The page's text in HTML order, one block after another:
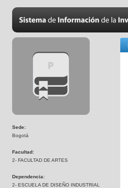
Sede:
Bogotá
Facultad:
2- FACULTAD DE ARTES
Dependencia:
2- ESCUELA DE DISEÑO INDUSTRIAL